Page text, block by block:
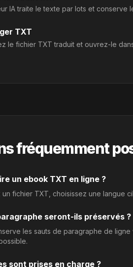
IA traite le texte par lots et conserve
TXT
le fichier TXT traduit et ouvrez-le
fréquemment
un ebook TXT en ligne ?
un fichier TXT, choisissez une langue
seront-ils préservés ?
les sauts de paragraphe de
sont prises en charge ?